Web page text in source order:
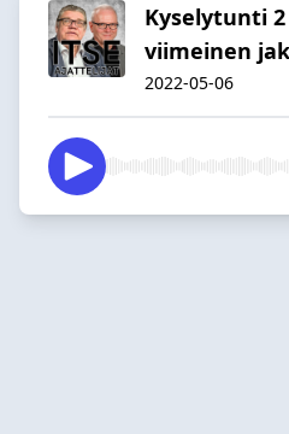
Kyselytunti
viimeinen
2022-05-06